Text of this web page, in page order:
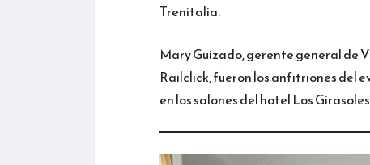
Trenitalia.
Mary Guizado, gerente general de
Railclick, fueron los anfitriones del
en los salones del hotel Los